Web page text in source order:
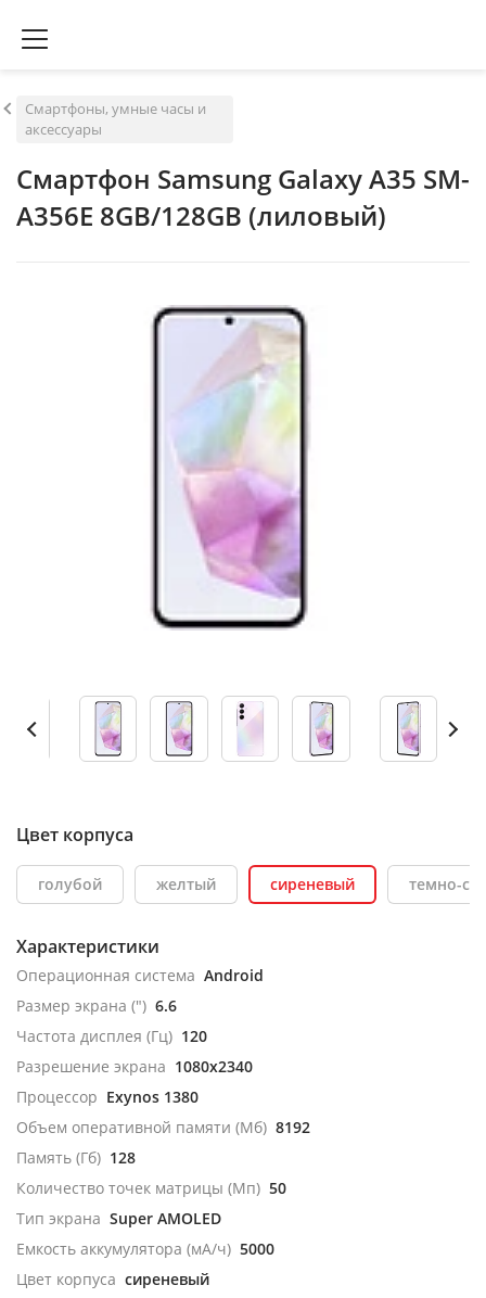
Смартфоны, умные часы и
аксессуары
Смартфон Samsung Galaxy A35 SM-
A356E 8GB/128GB (лиловый)
Цвет корпуса
голубой желтый сиреневый темно-
Характеристики
Операционная система Android
Размер экрана (") 6.6
Частота дисплея (Гц) 120
Разрешение экрана 1080x2340
Процессор Exynos 1380
Объем оперативной памяти (Мб) 8192
Память (Гб) 128
Количество точек матрицы (Мп) 50
Тип экрана Super AMOLED
Емкость аккумулятора (мА/ч) 5000
Цвет корпуса сиреневый